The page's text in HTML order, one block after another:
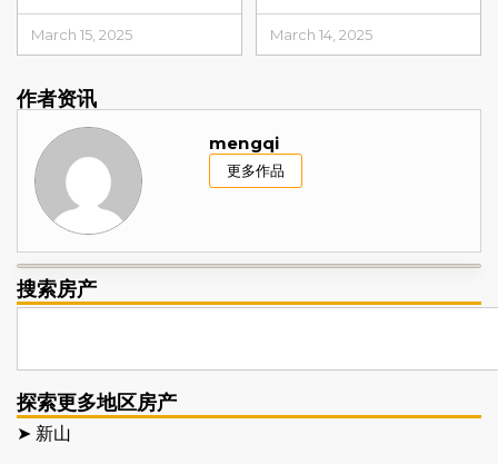
March 15, 2025 March 14, 2025
作者资讯
mengqi
更多作品
搜索房产
探索更多地区房产
➤ 新山